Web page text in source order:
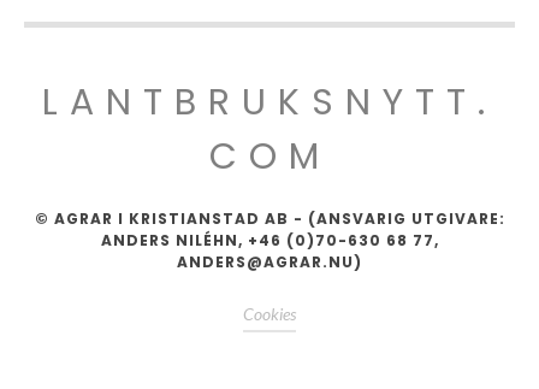
LANTBRUKSNYTT.
COM
© AGRAR I KRISTIANSTAD AB - (ANSVARIG UTGIVARE:
ANDERS NILÉHN, +46 (0)70-630 68 77,
ANDERS@AGRAR.NU)
Cookies